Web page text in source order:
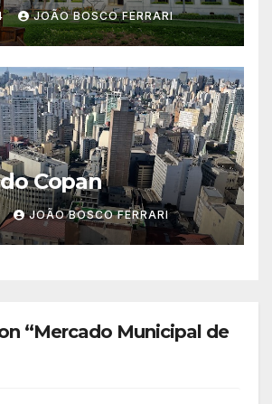
JOÃO BOSCO FERRARI
Copan
JOÃO BOSCO FERRARI
“Mercado Municipal de